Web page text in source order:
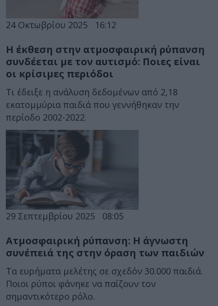
24 Οκτωβρίου 2025 16:12
Η έκθεση στην ατμοσφαιρική ρύπανση
συνδέεται με τον αυτισμό: Ποιες είναι
οι κρίσιμες περιόδοι
Τι έδειξε η ανάλυση δεδομένων από 2,18
εκατομμύρια παιδιά που γεννήθηκαν την
περίοδο 2002-2022.
29 Σεπτεμβρίου 2025 08:05
Ατμοσφαιρική ρύπανση: Η άγνωστη
συνέπειά της στην όραση των παιδιών
Τα ευρήματα μελέτης σε σχεδόν 30.000 παιδιά.
Ποιοι ρύποι φάνηκε να παίζουν τον
σημαντικότερο ρόλο.